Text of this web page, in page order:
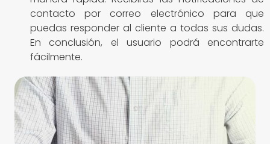
contacto por correo electrónico para que
puedas responder al cliente a todas sus dudas.
En conclusión, el usuario podrá encontrarte
fácilmente.